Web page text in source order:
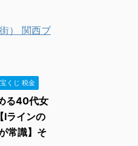
宝くじ 税金
る40代女
Iラインの
常識】そ